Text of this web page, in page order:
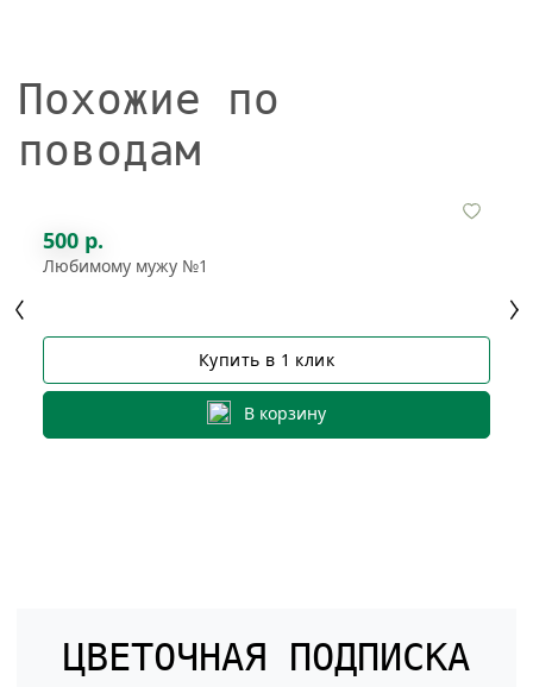
Похожие по
поводам
500 р.
Любимому мужу №1
Купить в 1 клик
В корзину
ЦВЕТОЧНАЯ ПОДПИСКА